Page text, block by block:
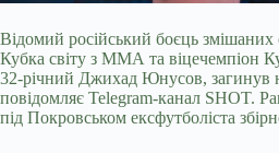
Відомий російський боєць
Кубка світу з ММА та віцечемпіон
32-річний Джихад Юнусов, загинув
повідомляє Telegram-канал SHOT.
під Покровськом ексфутболіста